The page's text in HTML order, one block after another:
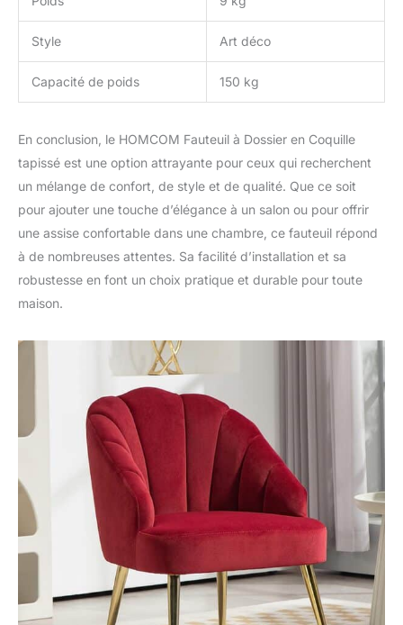
Style Art déco
Capacité de poids 150 kg
En conclusion, le HOMCOM Fauteuil à Dossier en Coquille
tapissé est une option attrayante pour ceux qui recherchent
un mélange de confort, de style et de qualité. Que ce soit
pour ajouter une touche d’élégance à un salon ou pour offrir
une assise confortable dans une chambre, ce fauteuil répond
à de nombreuses attentes. Sa facilité d’installation et sa
robustesse en font un choix pratique et durable pour toute
maison.